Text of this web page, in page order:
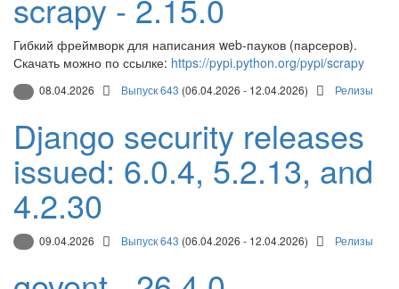
scrapy - 2.15.0
Гибкий фреймворк для написания web-пауков (парсеров).
Скачать можно по ссылке: https://pypi.python.org/pypi/scrapy
08.04.2026 Выпуск 643 (06.04.2026 - 12.04.2026) Релизы
Django security releases
issued: 6.0.4, 5.2.13, and
4.2.30
09.04.2026 Выпуск 643 (06.04.2026 - 12.04.2026) Релизы